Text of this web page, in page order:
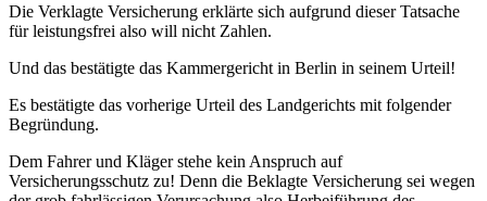
Die Verklagte Versicherung erklärte sich aufgrund dieser Tatsache
für leistungsfrei also will nicht Zahlen.
Und das bestätigte das Kammergericht in Berlin in seinem Urteil!
Es bestätigte das vorherige Urteil des Landgerichts mit folgender
Begründung.
Dem Fahrer und Kläger stehe kein Anspruch auf
Versicherungsschutz zu! Denn die Beklagte Versicherung sei wegen